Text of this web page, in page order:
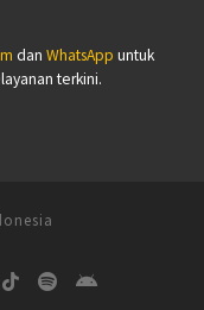
dan WhatsApp untuk
terkini.